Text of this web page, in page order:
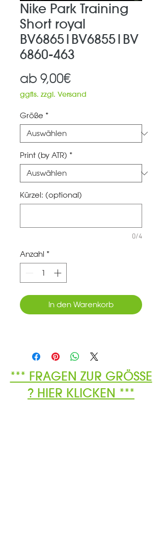
Nike Park Training
Short royal
BV6865|BV6855|BV
6860-463
ab 9,00€Sale-
Preis
ggfls. zzgl. Versand
Größe *
Print (by ATR) *
Kürzel: (optional)
0/4
Anzahl *
In den Warenkorb
*** FRAGEN ZUR GRÖSSE
? HIER KLICKEN ***